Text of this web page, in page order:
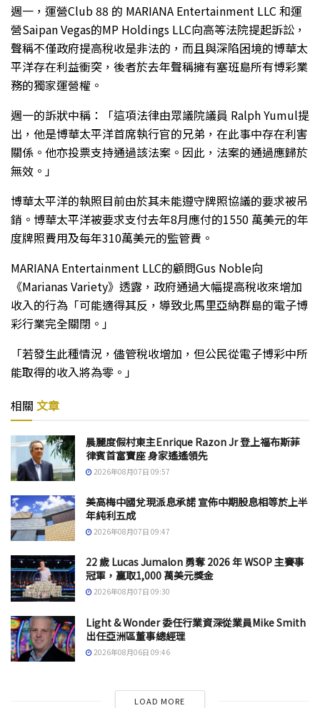
週一，運營Club 88 的 MARIANA Entertainment LLC 和運
營Saipan Vegas的MP Holdings LLC向高等法院提起訴訟，
聲稱不僅政府提高稅收是非法的，而且與深陷困境的博華太
平洋存在利益衝突，後者於去年聲稱擁有塞班島所有博彩業
務的獨家運營權。
週一的訴狀中稱：「這項法律由眾議院議員 Ralph Yumul提
出，他是博華太平洋首席執行官的兄弟，在此事中存在利害
關係。他亦投票支持通過該法案。因此，法案的通過應歸於
無效。」
博華太平洋的執照目前由於其未能遵守牌照協議的要求被吊
銷。博華太平洋被要求支付去年8月應付的1550 萬美元的年
度牌照費用及每年310萬美元的監管費。
MARIANA Entertainment LLC的顧問Gus Noble向
《Marianas Variety》透露，政府通過大幅提高稅收來增加
收入的行為「可能適得其反，導致北馬里亞納群島的電子博
彩行業完全關閉。」
「若發生此種情況，儘管稅收增加，但公民從電子博彩中所
能取得的收入將為零。」
相關 文章
晨麗度假村東主Enrique Razon Jr 登上福布斯菲
律賓首富寶座 身家遙遙領先
2026年08月07日 09:57
美高梅中國兌現派息承諾 宣佈中期股息相等於上半
年純利五成
2026年08月07日 09:47
22 歲 Lucas Jumalon 勇奪 2026 年 WSOP 主賽事
冠軍，贏取1,000 萬美元獎金
2026年08月07日 09:30
Light & Wonder 委任行業資深從業員Mike Smith
出任亞洲區董事總經理
2026年08月06日 09:46
LOAD MORE